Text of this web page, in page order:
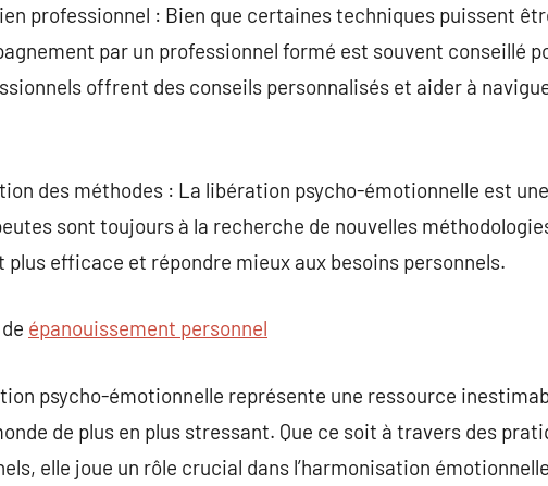
professionnel : Bien que certaines techniques puissent
par un professionnel formé est souvent conseillé
offrent des conseils personnalisés et aider à
des méthodes : La libération psycho-émotionnelle est
sont toujours à la recherche de nouvelles
efficace et répondre mieux aux besoins personnels.
épanouissement personnel
psycho-émotionnelle représente une ressource
de plus en plus stressant. Que ce soit à travers des
elle joue un rôle crucial dans l’harmonisation